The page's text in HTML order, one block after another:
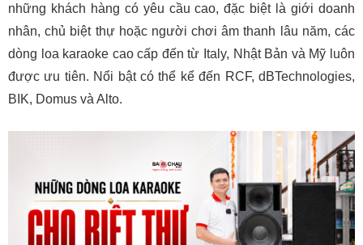
dBTechnologies VIO X12 – Loa active Italy cho
penthouse, villa hiện đại
BIK BBK-S312 – Chất âm Nhật Bản bền bỉ, dễ
hát
Alto TS112C – Loa active Mỹ cho không gian
Domus DP6212 MAX – Loa karaoke Nhật cho
3. So sánh nhanh các dòng loa karaoke cho biệt
thự
4. Nên chọn loa karaoke biệt thự theo nhu cầu
những khách hàng có yêu cầu cao, đặc biệt là giới doanh
nhân, chủ biệt thự hoặc người chơi âm thanh lâu năm, các
dòng loa karaoke cao cấp đến từ Italy, Nhật Bản và Mỹ luôn
được ưu tiên. Nổi bật có thể kể đến RCF, dBTechnologies,
BIK, Domus và Alto.